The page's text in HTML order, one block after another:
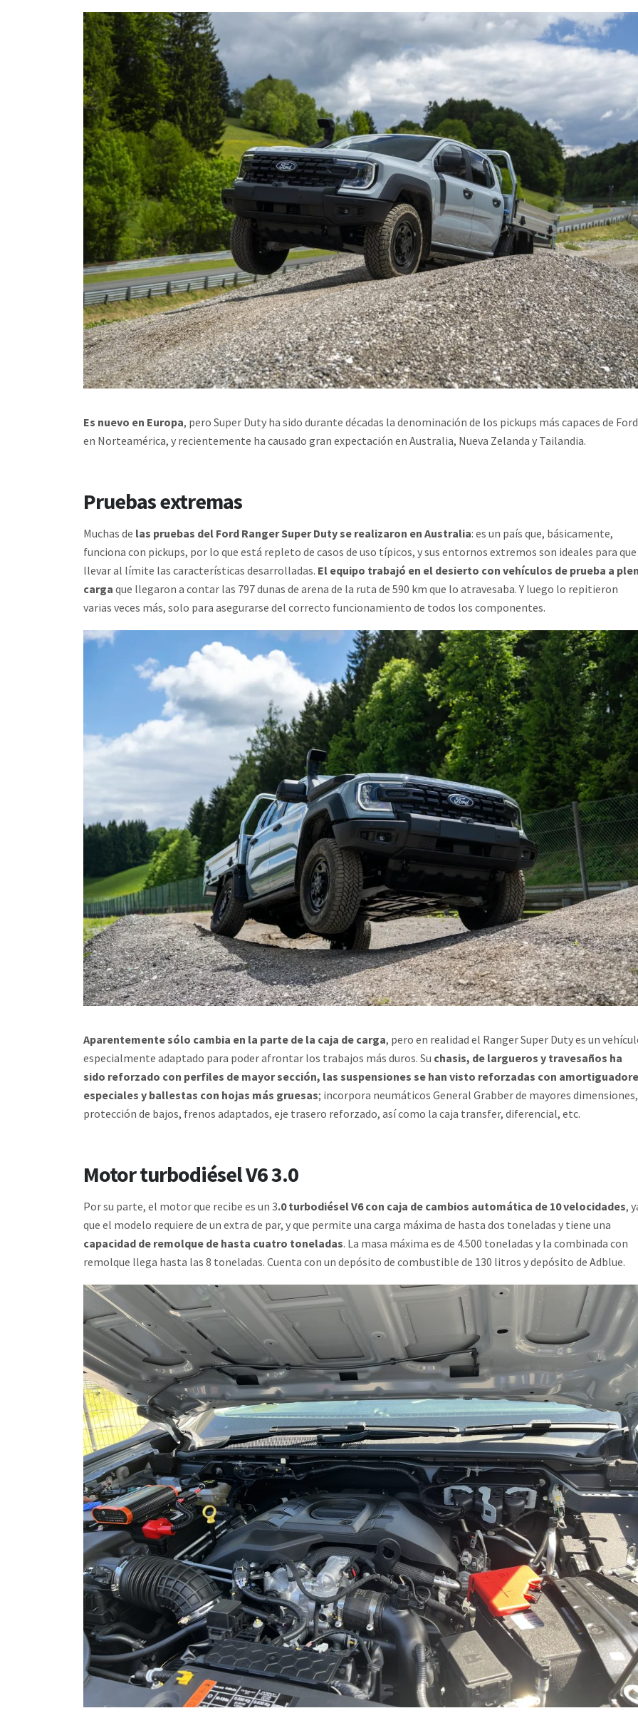
Es nuevo en Europa, pero Super Duty ha sido durante décadas la denominación de los pickups más capaces de Ford
en Norteamérica, y recientemente ha causado gran expectación en Australia, Nueva Zelanda y Tailandia.
Pruebas extremas
Muchas de las pruebas del Ford Ranger Super Duty se realizaron en Australia: es un país que, básicamente,
funciona con pickups, por lo que está repleto de casos de uso típicos, y sus entornos extremos son ideales para que
llevar al límite las características desarrolladas. El equipo trabajó en el desierto con vehículos de prueba a
carga que llegaron a contar las 797 dunas de arena de la ruta de 590 km que lo atravesaba. Y luego lo repitieron
varias veces más, solo para asegurarse del correcto funcionamiento de todos los componentes.
Aparentemente sólo cambia en la parte de la caja de carga, pero en realidad el Ranger Super Duty es un
especialmente adaptado para poder afrontar los trabajos más duros. Su chasis, de largueros y travesaños ha
sido reforzado con perfiles de mayor sección, las suspensiones se han visto reforzadas con
especiales y ballestas con hojas más gruesas; incorpora neumáticos General Grabber de mayores dimensiones,
protección de bajos, frenos adaptados, eje trasero reforzado, así como la caja transfer, diferencial, etc.
Motor turbodiésel V6 3.0
Por su parte, el motor que recibe es un 3.0 turbodiésel V6 con caja de cambios automática de 10 velocidades,
que el modelo requiere de un extra de par, y que permite una carga máxima de hasta dos toneladas y tiene una
capacidad de remolque de hasta cuatro toneladas. La masa máxima es de 4.500 toneladas y la combinada con
remolque llega hasta las 8 toneladas. Cuenta con un depósito de combustible de 130 litros y depósito de Adblue.